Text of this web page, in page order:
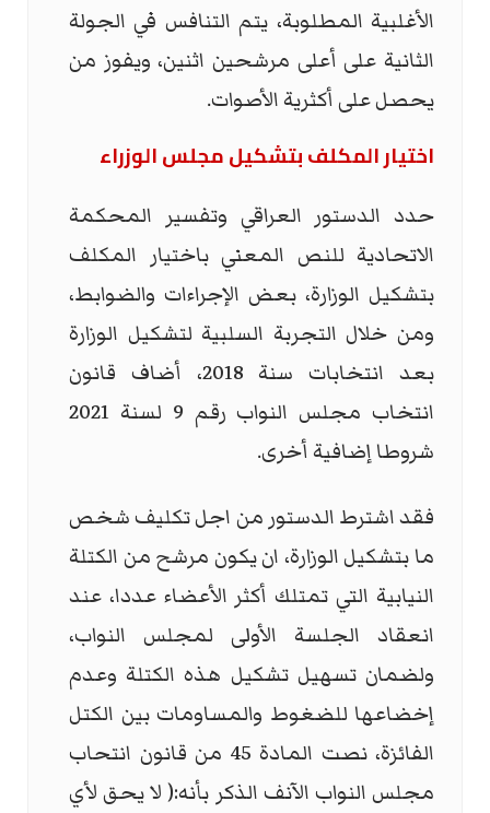
الأغلبية المطلوبة، يتم التنافس في الجولة
الثانية على أعلى مرشحين اثنين، ويفوز من
يحصل على أكثرية الأصوات.
اختيار المكلف بتشكيل مجلس الوزراء
حدد الدستور العراقي وتفسير المحكمة
الاتحادية للنص المعني باختيار المكلف
بتشكيل الوزارة، بعض الإجراءات والضوابط،
ومن خلال التجربة السلبية لتشكيل الوزارة
بعد انتخابات سنة 2018، أضاف قانون
انتخاب مجلس النواب رقم 9 لسنة 2021
شروطا إضافية أخرى.
فقد اشترط الدستور من اجل تكليف شخص
ما بتشكيل الوزارة، ان يكون مرشح من الكتلة
النيابية التي تمتلك أكثر الأعضاء عددا، عند
انعقاد الجلسة الأولى لمجلس النواب،
ولضمان تسهيل تشكيل هذه الكتلة وعدم
إخضاعها للضغوط والمساومات بين الكتل
الفائزة، نصت المادة 45 من قانون انتحاب
مجلس النواب الآنف الذكر بأنه:( لا يحق لأي